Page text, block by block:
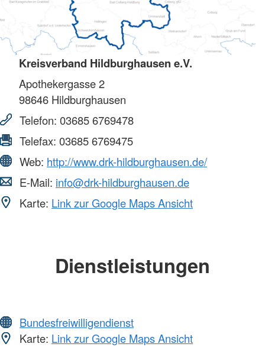
Kreisverband Hildburghausen e.V.
Apothekergasse 2
98646 Hildburghausen
Telefon: 03685 6769478
Telefax: 03685 6769475
Web: http://www.drk-hildburghausen.de/
E-Mail: info@drk-hildburghausen.de
Karte: Link zur Google Maps Ansicht
Dienstleistungen
Bundesfreiwilligendienst
Karte: Link zur Google Maps Ansicht